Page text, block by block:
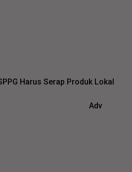
Harus Serap Produk Lokal
Adv